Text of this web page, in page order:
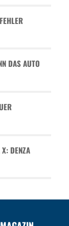
DAS AUTO
DENZA